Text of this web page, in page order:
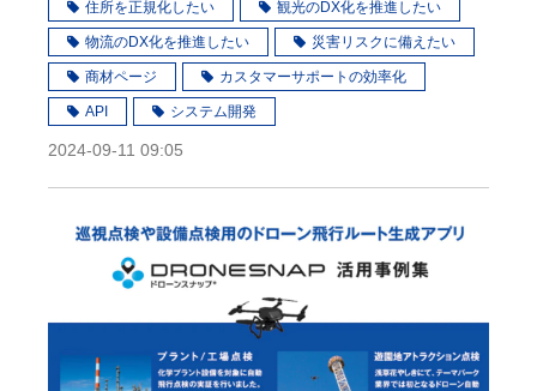
住所を正規化したい 観光のDX化を推進したい
物流のDX化を推進したい 災害リスクに備えたい
商材ページ カスタマーサポートの効率化
API システム開発
2024-09-11 09:05